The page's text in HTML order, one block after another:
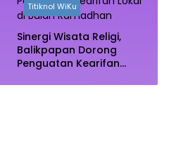
Titiknol WiKu
Sinergi Wisata Religi,
Balikpapan Dorong
Penguatan Kearifan